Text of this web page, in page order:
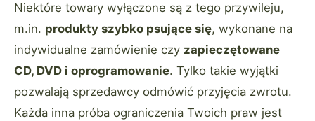
Niektóre towary wyłączone są z tego przywileju,
m.in. produkty szybko psujące się, wykonane na
indywidualne zamówienie czy zapieczętowane
CD, DVD i oprogramowanie. Tylko takie wyjątki
pozwalają sprzedawcy odmówić przyjęcia zwrotu.
Każda inna próba ograniczenia Twoich praw jest